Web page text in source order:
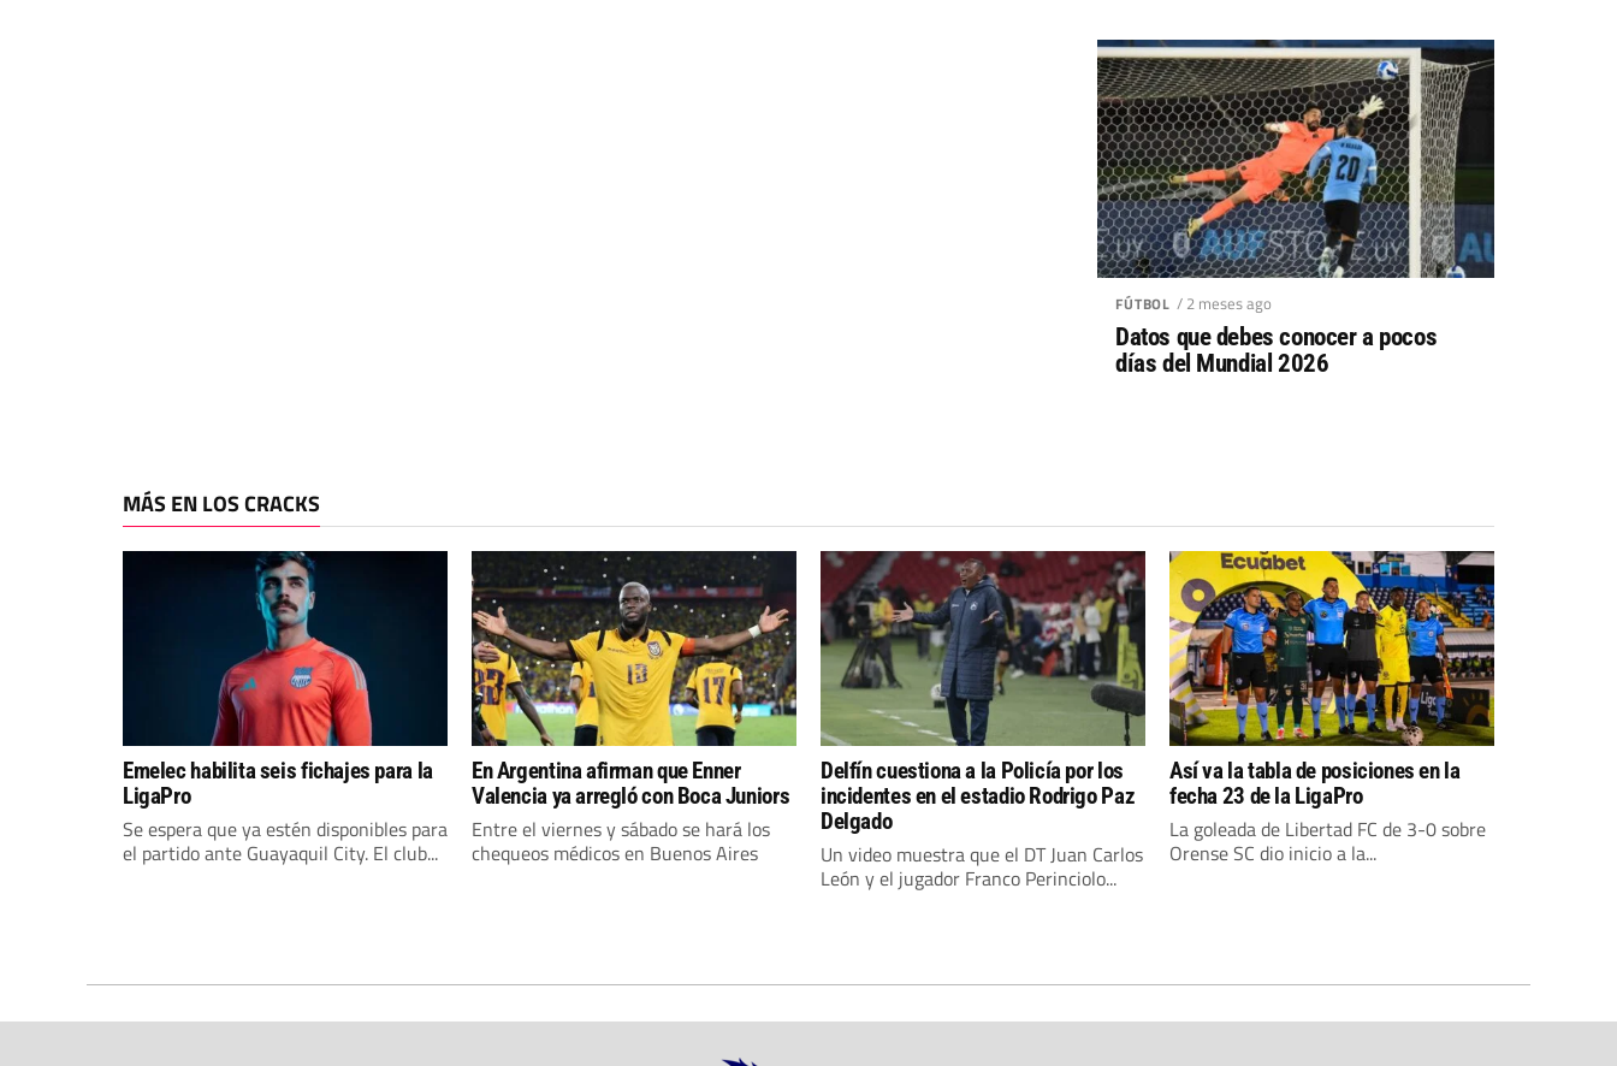
FÚTBOL / 2 meses ago
Datos que debes conocer a pocos
días del Mundial 2026
MÁS EN LOS CRACKS
Emelec habilita seis fichajes para la
LigaPro
Se espera que ya estén disponibles para
el partido ante Guayaquil City. El club...
En Argentina afirman que Enner
Valencia ya arregló con Boca Juniors
Entre el viernes y sábado se hará los
chequeos médicos en Buenos Aires
Delfín cuestiona a la Policía por los
incidentes en el estadio Rodrigo Paz
Delgado
Un video muestra que el DT Juan Carlos
León y el jugador Franco Perinciolo...
Así va la tabla de posiciones en la
fecha 23 de la LigaPro
La goleada de Libertad FC de 3-0 sobre
Orense SC dio inicio a la...